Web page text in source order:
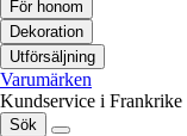
För honom
Dekoration
Utförsäljning
Varumärken
Kundservice i Frankrike
Sök